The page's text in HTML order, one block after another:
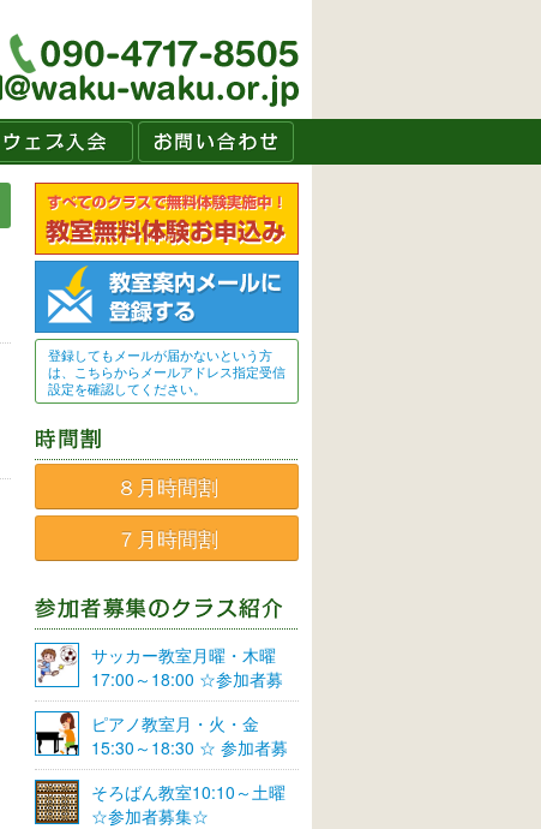
登録してもメールが届かないという方
は、こちらからメールアドレス指定受信
設定を確認してください。
８月時間割
７月時間割
サッカー教室月曜・木曜
17:00～18:00 ☆参加者募
集☆
ピアノ教室月・火・金
15:30～18:30 ☆ 参加者募
集☆
そろばん教室10:10～土曜
☆参加者募集☆